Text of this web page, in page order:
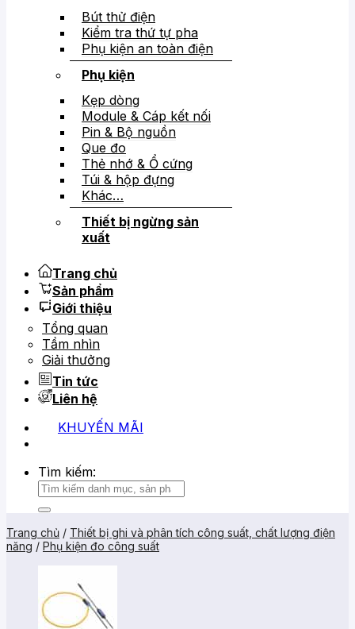
Bút thử điện
Kiểm tra thứ tự pha
Phụ kiện an toàn điện
Phụ kiện
Kẹp dòng
Module & Cáp kết nối
Pin & Bộ nguồn
Que đo
Thẻ nhớ & Ổ cứng
Túi & hộp đựng
Khác…
Thiết bị ngừng sản
xuất
Trang chủ
Sản phẩm
Giới thiệu
Tổng quan
Tầm nhìn
Giải thưởng
Tin tức
Liên hệ
KHUYẾN MÃI
Tìm kiếm:
Trang chủ / Thiết bị ghi và phân tích công suất, chất lượng điện
năng / Phụ kiện đo công suất